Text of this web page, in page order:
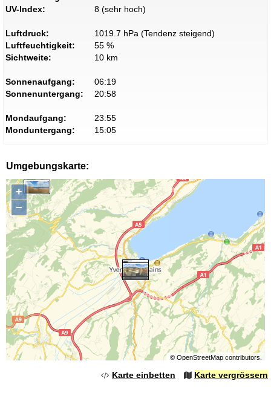
UV-Index:
8 (sehr hoch)
Luftdruck:
1019.7 hPa (Tendenz steigend)
Luftfeuchtigkeit:
55 %
Sichtweite:
10 km
Sonnenaufgang:
06:19
Sonnenuntergang:
20:58
Mondaufgang:
23:55
Monduntergang:
15:05
Umgebungskarte:
+
−
© OpenStreetMapcontributors.
Karte einbetten Karte vergrössern